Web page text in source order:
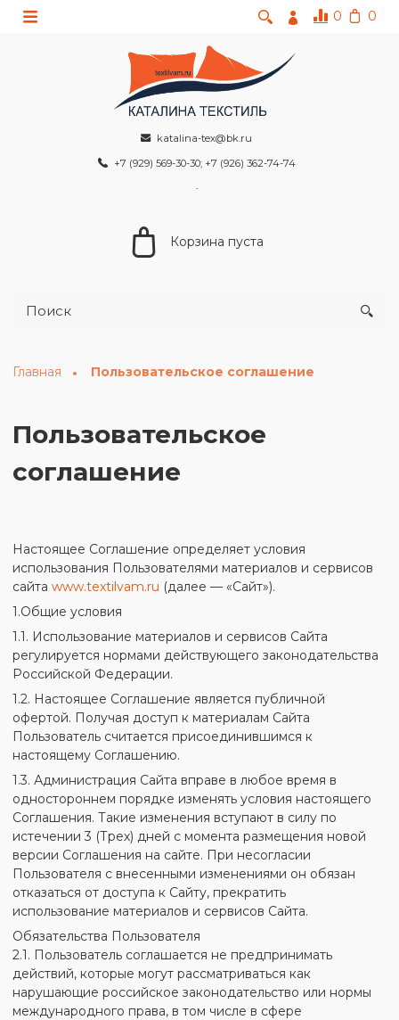
0 0
katalina-tex@bk.ru
+7 (929) 569-30-30; +7 (926) 362-74-74
Корзина пуста
Главная Пользовательское соглашение
Пользовательское
соглашение
Настоящее Соглашение определяет условия
использования Пользователями материалов и сервисов
сайтаwww.textilvam.ru (далее — «Сайт»).
1.Общие условия
1.1. Использование материалов и сервисов Сайта
регулируется нормами действующего законодательства
Российской Федерации.
1.2. Настоящее Соглашение является публичной
офертой. Получая доступ к материалам Сайта
Пользователь считается присоединившимся к
настоящему Соглашению.
1.3. Администрация Сайта вправе в любое время в
одностороннем порядке изменять условия настоящего
Соглашения. Такие изменения вступают в силу по
истечении 3 (Трех) дней с момента размещения новой
версии Соглашения на сайте. При несогласии
Пользователя с внесенными изменениями он обязан
отказаться от доступа к Сайту, прекратить
использование материалов и сервисов Сайта.
Обязательства Пользователя
2.1. Пользователь соглашается не предпринимать
действий, которые могут рассматриваться как
нарушающие российское законодательство или нормы
международного права, в том числе в сфере